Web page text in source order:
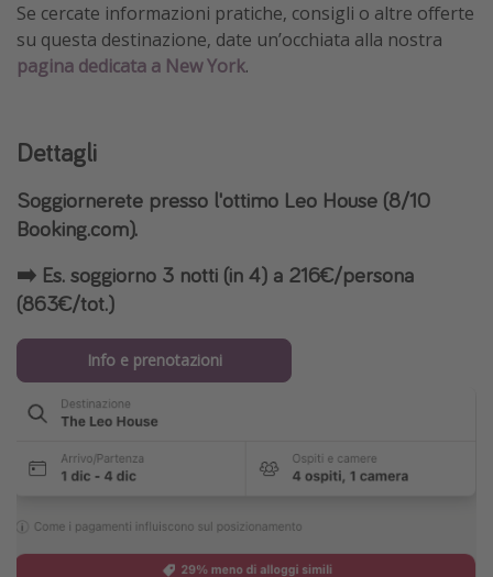
Se cercate informazioni pratiche, consigli o altre offerte
su questa destinazione, date un’occhiata alla nostra
pagina dedicata a New York.
Dettagli
Soggiornerete presso l'ottimo Leo House (8/10
Booking.com).
➡️ Es. soggiorno 3 notti (in 4) a 216€/persona
(863€/tot.)
Info e prenotazioni